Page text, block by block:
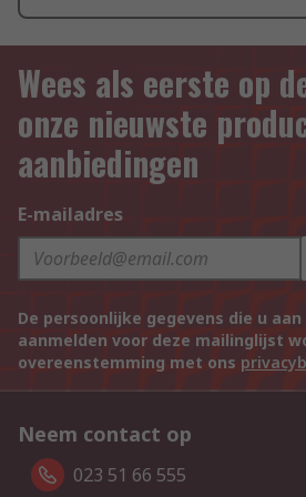
Wees als eerste op
onze nieuwste
aanbiedingen
E-mailadres
De persoonlijke gegevens die u
aanmelden voor deze mailinglijst
overeenstemming met ons
Neem contact op
023 51 66 555